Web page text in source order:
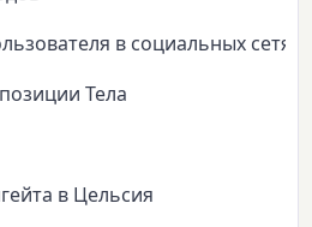
в социальных сетях
Тела
в Цельсия